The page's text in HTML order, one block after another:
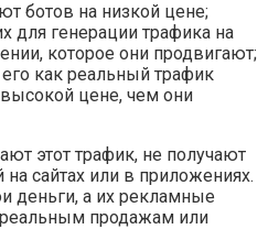
ботов на низкой цене;
для генерации трафика на
которое они продвигают;
как реальный трафик
цене, чем они
этот трафик, не получают
сайтах или в приложениях.
деньги, а их рекламные
продажам или